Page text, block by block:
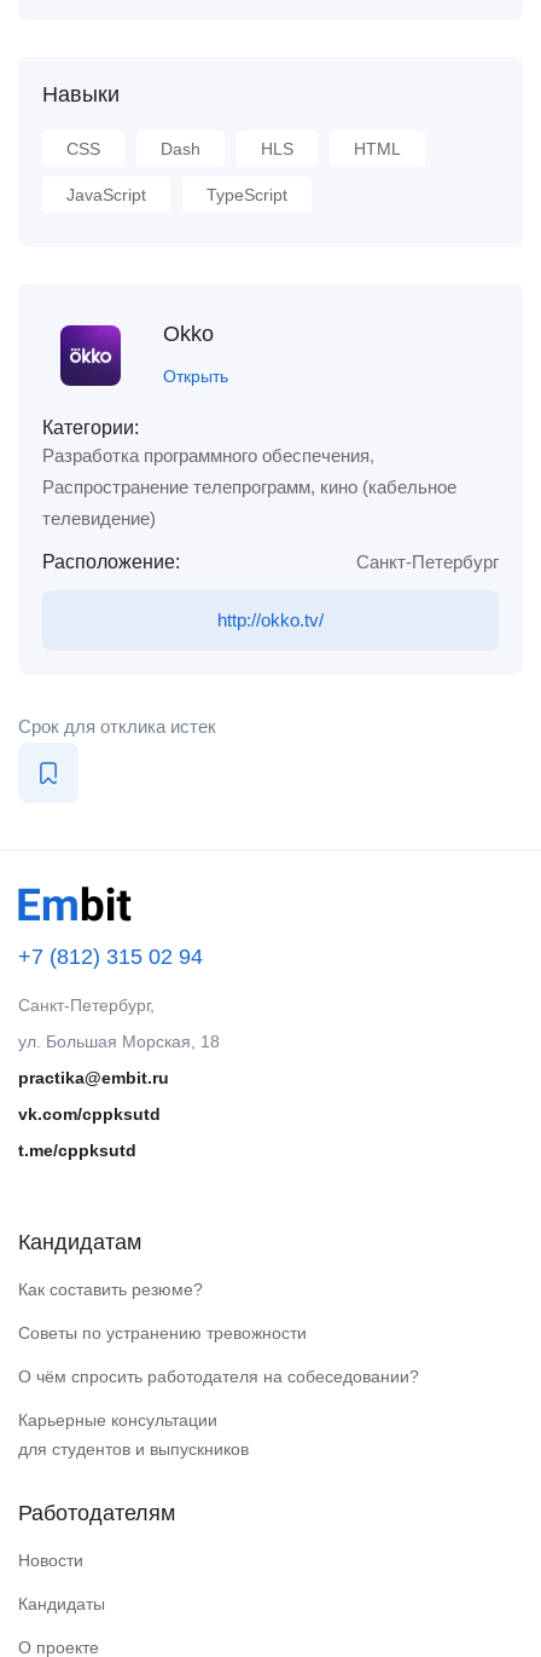
Навыки
CSS Dash HLS HTML
JavaScript TypeScript
Okko
Открыть
Категории:
Разработка программного обеспечения,
Распространение телепрограмм, кино (кабельное
телевидение)
Расположение: Санкт-Петербург
http://okko.tv/
Срок для отклика истек
+7 (812) 315 02 94
Санкт-Петербург,
ул. Большая Морская, 18
practika@embit.ru
vk.com/cppksutd
t.me/cppksutd
Кандидатам
Как составить резюме?
Советы по устранению тревожности
О чём спросить работодателя на собеседовании?
Карьерные консультации
для студентов и выпускников
Работодателям
Новости
Кандидаты
О проекте